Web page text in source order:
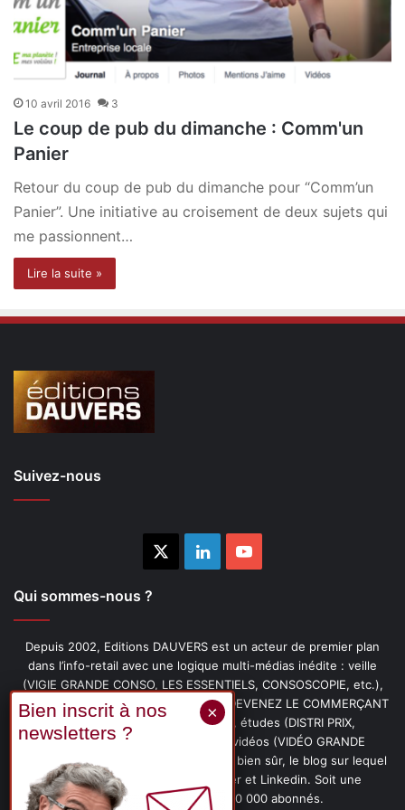
10 avril 2016 3
Le coup de pub du dimanche : Comm'un
Panier
Retour du coup de pub du dimanche pour “Comm’un
Panier”. Une initiative au croisement de deux sujets qui
me passionnent…
Lire la suite »
Suivez-nous
LinkedinYouTube
Qui sommes-nous ?
Depuis 2002, Editions DAUVERS est un acteur de premier plan
dans l’info-retail avec une logique multi-médias inédite : veille
(VIGIE GRANDE CONSO, LES ESSENTIELS, CONSOSCOPIE, etc.),
livres (PENSER-CLIENT, IMAGE-PRIX, DEVENEZ LE COMMERÇANT
PRÉFÉRÉ DE VOS CLIENTS, etc.), études (DISTRI PRIX,
PROMOFLASH, DRIVE INSIGHTS), vidéos (VIDÉO GRANDE
CONSO), podcasts (CAFÉ CONSO) et, bien sûr, le blog sur lequel
vous êtes, ainsi que les fils Twitter et Linkedin. Soit une
communauté de plus de 150 000 abonnés.